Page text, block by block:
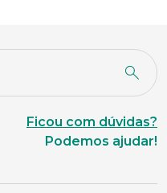
Ficou com dúvidas?
Podemos ajudar!